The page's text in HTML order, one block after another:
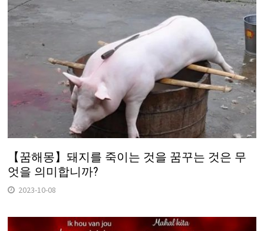
【꿈해몽】돼지를 죽이는 것을 꿈꾸는 것은 무
엇을 의미합니까?
2023-10-08